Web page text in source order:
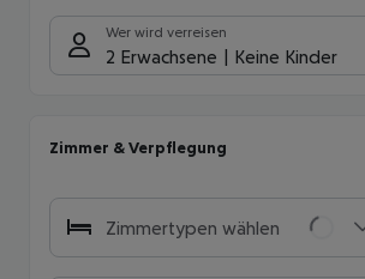
Wer wird verreisen
2 Erwachsene Keine Kinder
Zimmer & Verpflegung
Zimmertypen wählen